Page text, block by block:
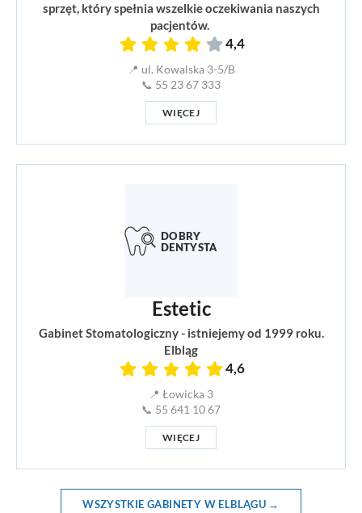
sprzęt, który spełnia wszelkie oczekiwania naszych
pacjentów.
4,4
📍 ul. Kowalska 3-5/B
📞 55 23 67 333
WIĘCEJ
Estetic
Gabinet Stomatologiczny - istniejemy od 1999 roku.
Elbląg
4,6
📍 Łowicka 3
📞 55 641 10 67
WIĘCEJ
WSZYSTKIE GABINETY W ELBLĄGU →